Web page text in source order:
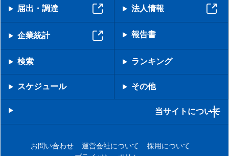
届出・調達 法人情報
企業統計 報告書
検索 ランキング
スケジュール その他
当サイトについて
お問い合わせ 運営会社について
採用について